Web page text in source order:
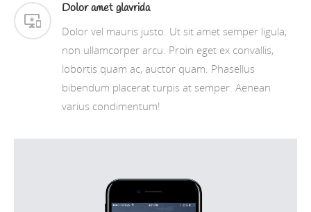
Dolor amet glavrida
Dolor vel mauris justo. Ut sit amet semper ligula,
non ullamcorper arcu. Proin eget ex convallis,
lobortis quam ac, auctor quam. Phasellus
bibendum placerat turpis at semper. Aenean
varius condimentum!